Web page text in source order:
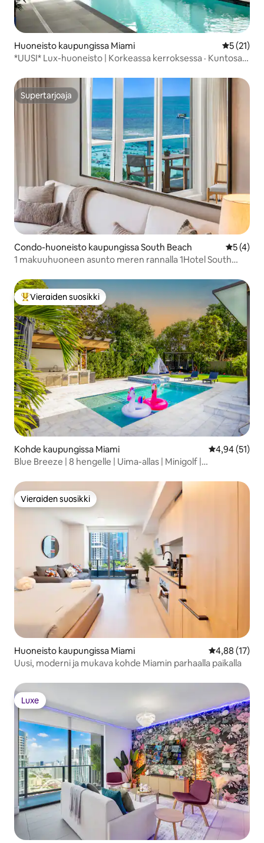
Huoneisto kaupungissa Miami
5 (21)
*UUSI* Lux-huoneisto | Korkeassa kerroksessa · Kuntosali ·
Supertarjoaja
Supertarjoaja
Condo-huoneisto kaupungissa South Beach
5 (4)
1 makuuhuoneen asunto meren rannalla 1Hotel South
Vieraiden suosikkien parhaimmistoa
Vieraiden suosikki
Kohde kaupungissa Miami
4,94 (51)
Blue Breeze | 8 hengelle | Uima-allas | Minigolf |
Vieraiden suosikki
Vieraiden suosikki
Huoneisto kaupungissa Miami
4,88 (17)
Uusi, moderni ja mukava kohde Miamin parhaalla paikalla
Luxe
Luxe